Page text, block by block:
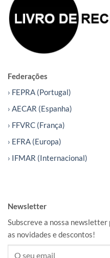
Federações
› FEPRA (Portugal)
› AECAR (Espanha)
› FFVRC (França)
› EFRA (Europa)
› IFMAR (Internacional)
Newsletter
Subscreve a nossa
as novidades e descontos!